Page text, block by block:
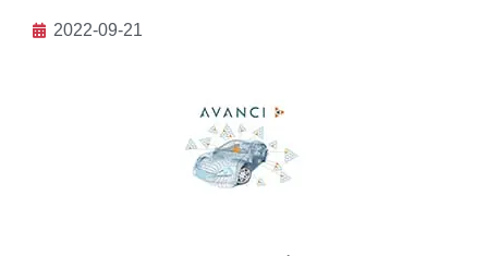
2022-09-21